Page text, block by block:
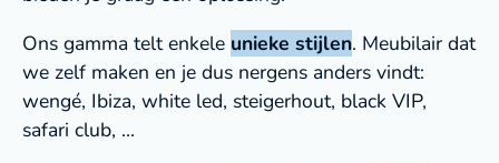
Ons gamma telt enkele unieke stijlen. Meubilair dat
we zelf maken en je dus nergens anders vindt:
wengé, Ibiza, white led, steigerhout, black VIP,
safari club, …